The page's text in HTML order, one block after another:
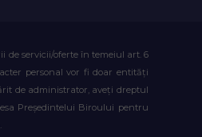
de servicii/oferte în temeiul art. 6
personal vor fi doar entități
de administrator, aveți dreptul
Președintelui Biroului pentru